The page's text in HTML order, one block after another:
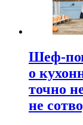
Шеф-
о
точно
не